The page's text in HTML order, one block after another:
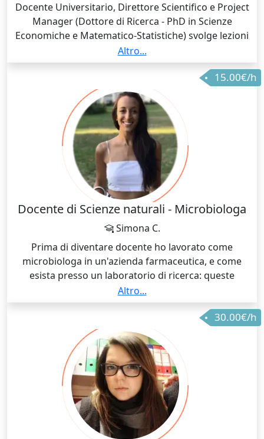
Docente Universitario, Direttore Scientifico e Project
Manager (Dottore di Ricerca - PhD in Scienze
Economiche e Matematico-Statistiche) svolge lezioni
di Statistica e discipline affini per tutti i livelli e per
tutte le Facoltà e Master 🤓 Ho insegnato per oltre 20
anni in molteplici Università, Master, ITS Accademy ed
Enti di Formazione Professionale. Tutte le lezioni
possono avere approccio teorico e/o applicativo a
seconda dell'esame che di deve affrontare. Offresi
servizi di stesura e revisioni tesi di laurea, analisi e
reportistica dati, soluzioni compiti d'esame,
articolazione e stesura progetti europei e start up 👨‍🏫
Massima serietà e professionalità. Risultato garantito
🙂
Altro...
15.00€/h
Docente di Scienze naturali - Microbiologa
Simona C.
Prima di diventare docente ho lavorato come
microbiologa in un'azienda farmaceutica, e come
esista presso un laboratorio di ricerca: queste
esperienze mi hanno permesso di comprendere
come sia fondamentale non far percepire agli
studenti la biologia come un qualcosa da "studiare a
memoria", quanto una materia importantissima per
applicare il ragionamento sugli aspetti della vita che
ci circondano. Spesso la biologia appare come un
qualcosa di astratto, in quanto molti argomenti
riguardano il mondo microscopico, che non
riusciamo a vedere ad occhio nudo: durante le mie
lezioni, cerco sempre di collegare gli argomenti
studiati a fatti reali che percepiamo ogni giorno: gli
Altro...
30.00€/h